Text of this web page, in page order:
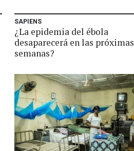
SAPIENS
¿La epidemia del ébola
desaparecerá en las próximas
semanas?